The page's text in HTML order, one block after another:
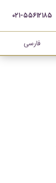
۰۲۱-۵۵۶۱۲۱۸۵
فارسی